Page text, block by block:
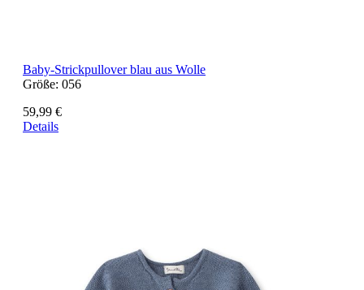
Baby-Strickpullover blau aus Wolle
Größe: 056
59,99 €
Details